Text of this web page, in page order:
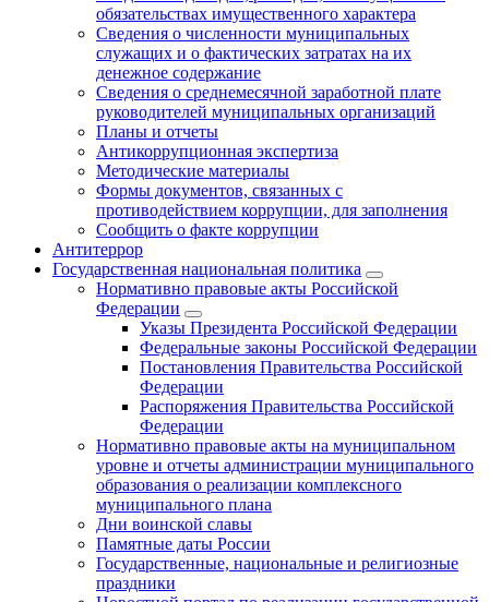
обязательствах имущественного характера
Сведения о численности муниципальных
служащих и о фактических затратах на их
денежное содержание
Сведения о среднемесячной заработной плате
руководителей муниципальных организаций
Планы и отчеты
Антикоррупционная экспертиза
Методические материалы
Формы документов, связанных с
противодействием коррупции, для заполнения
Сообщить о факте коррупции
Антитеррор
Государственная национальная политика
Нормативно правовые акты Российской
Федерации
Указы Президента Российской Федерации
Федеральные законы Российской Федерации
Постановления Правительства Российской
Федерации
Распоряжения Правительства Российской
Федерации
Нормативно правовые акты на муниципальном
уровне и отчеты администрации муниципального
образования о реализации комплексного
муниципального плана
Дни воинской славы
Памятные даты России
Государственные, национальные и религиозные
праздники